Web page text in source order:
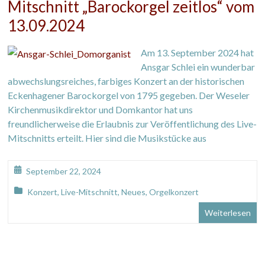
Mitschnitt „Barockorgel zeitlos“ vom
13.09.2024
Am 13. September 2024 hat
Ansgar Schlei ein wunderbar
abwechslungsreiches, farbiges Konzert an der historischen
Eckenhagener Barockorgel von 1795 gegeben. Der Weseler
Kirchenmusikdirektor und Domkantor hat uns
freundlicherweise die Erlaubnis zur Veröffentlichung des Live-
Mitschnitts erteilt. Hier sind die Musikstücke aus
September 22, 2024
Konzert,Live-Mitschnitt,Neues,Orgelkonzert
Weiterlesen